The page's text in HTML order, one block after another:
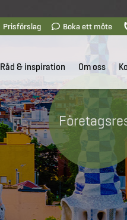
Prisförslag Boka ett möte
Råd & inspiration Om oss